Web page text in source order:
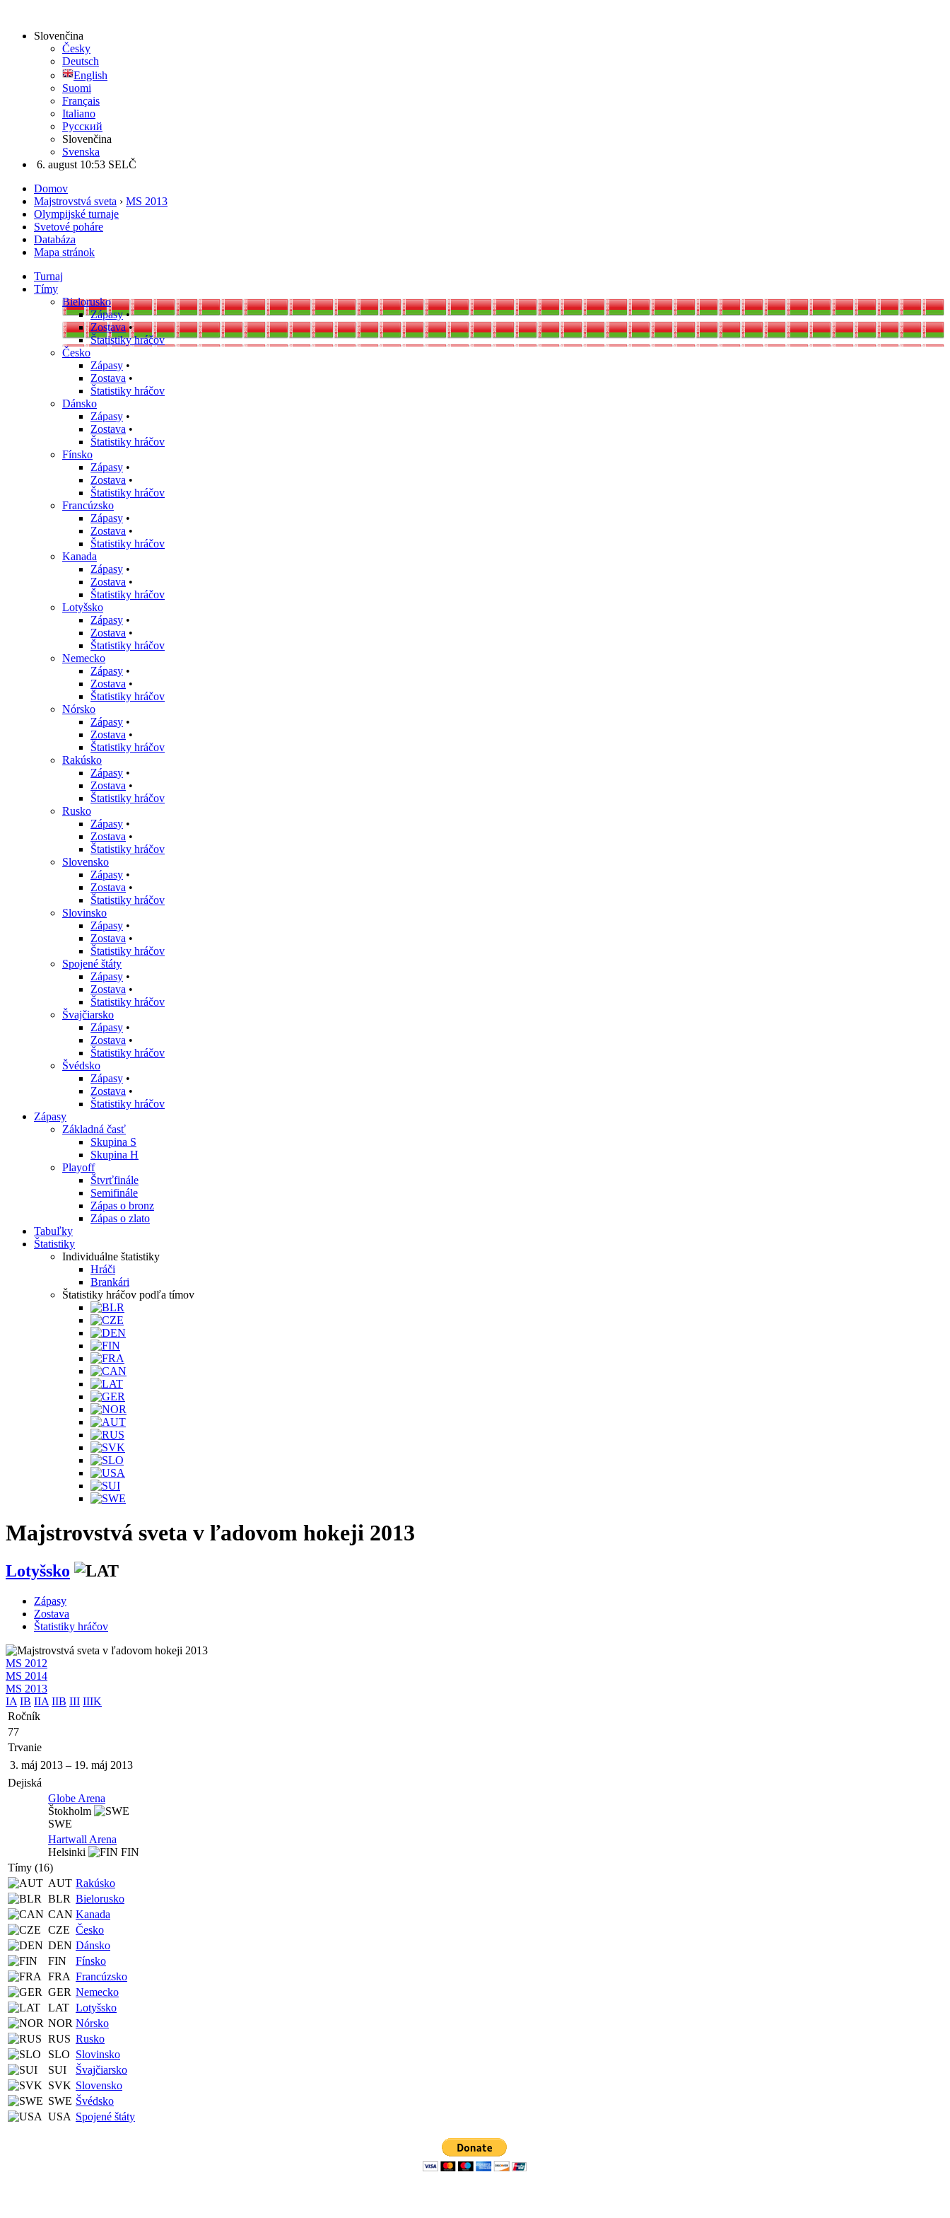
Slovenčina
Česky
Deutsch
English
Suomi
Français
Italiano
Русский
Slovenčina
Svenska
6. august 10:53 SELČ
Domov
Majstrovstvá sveta › MS 2013
Olympijské turnaje
Svetové poháre
Databáza
Mapa stránok
Turnaj
Tímy
Bielorusko
Zápasy•
Zostava•
Štatistiky hráčov
Česko
Zápasy •
Zostava •
Štatistiky hráčov
Dánsko
Zápasy •
Zostava •
Štatistiky hráčov
Fínsko
Zápasy •
Zostava •
Štatistiky hráčov
Francúzsko
Zápasy •
Zostava •
Štatistiky hráčov
Kanada
Zápasy •
Zostava •
Štatistiky hráčov
Lotyšsko
Zápasy •
Zostava •
Štatistiky hráčov
Nemecko
Zápasy •
Zostava •
Štatistiky hráčov
Nórsko
Zápasy •
Zostava •
Štatistiky hráčov
Rakúsko
Zápasy •
Zostava •
Štatistiky hráčov
Rusko
Zápasy •
Zostava •
Štatistiky hráčov
Slovensko
Zápasy •
Zostava •
Štatistiky hráčov
Slovinsko
Zápasy •
Zostava •
Štatistiky hráčov
Spojené štáty
Zápasy •
Zostava •
Štatistiky hráčov
Švajčiarsko
Zápasy •
Zostava •
Štatistiky hráčov
Švédsko
Zápasy •
Zostava •
Štatistiky hráčov
Zápasy
Základná časť
Skupina S
Skupina H
Playoff
Štvrťfinále
Semifinále
Zápas o bronz
Zápas o zlato
Tabuľky
Štatistiky
Individuálne štatistiky
Hráči
Brankári
Štatistiky hráčov podľa tímov
Majstrovstvá sveta v ľadovom hokeji 2013
Lotyšsko
Zápasy
Zostava
Štatistiky hráčov
MS 2012
MS 2014
MS 2013
IA IB IIA IIB III IIIK
Ročník
77
Trvanie
3. máj 2013 – 19. máj 2013
Dejiská
Globe Arena
Štokholm
SWE
Hartwall Arena
Helsinki
FIN
Tímy (16)
AUT Rakúsko
BLR Bielorusko
CAN Kanada
CZE Česko
DEN Dánsko
FIN
Fínsko
FRA Francúzsko
GER Nemecko
LAT Lotyšsko
NOR Nórsko
RUS Rusko
SLO Slovinsko
SUI
Švajčiarsko
SVK Slovensko
SWE Švédsko
USA Spojené štáty